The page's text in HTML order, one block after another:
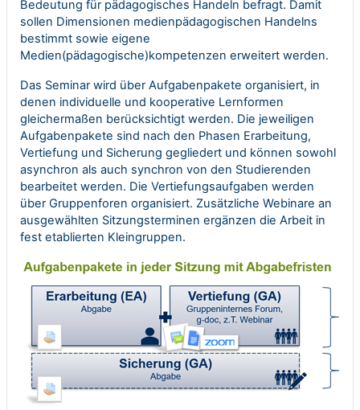
Bedeutung für pädagogisches Handeln befragt. Damit
sollen Dimensionen medienpädagogischen Handelns
bestimmt sowie eigene
Medien(pädagogische)kompetenzen erweitert werden.
Das Seminar wird über Aufgabenpakete organisiert, in
denen individuelle und kooperative Lernformen
gleichermaßen berücksichtigt werden. Die jeweiligen
Aufgabenpakete sind nach den Phasen Erarbeitung,
Vertiefung und Sicherung gegliedert und können sowohl
asynchron als auch synchron von den Studierenden
bearbeitet werden. Die Vertiefungsaufgaben werden
über Gruppenforen organisiert. Zusätzliche Webinare an
ausgewählten Sitzungsterminen ergänzen die Arbeit in
fest etablierten Kleingruppen.